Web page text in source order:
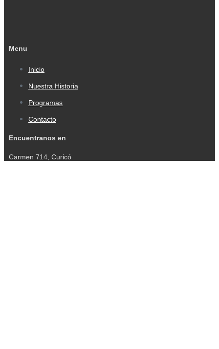
Menu
Inicio
Nuestra Historia
Programas
Contacto
Encuentranos en
Carmen 714, Curicó